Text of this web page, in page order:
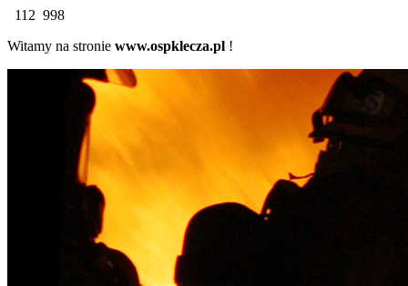
112 998
Witamy na stronie www.ospklecza.pl !